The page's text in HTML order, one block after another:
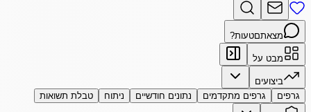
מצאתםטעות?
מבט על
ביצועים
גרפים
גרפים מתקדמים נתונים חודשיים ניתוח טבלת תשואות